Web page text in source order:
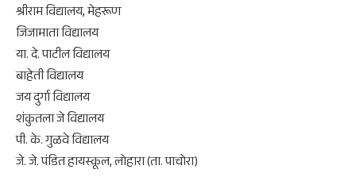
​श्रीराम विद्यालय, मेहरूण
​जिजामाता विद्यालय
​या. दे. पाटील विद्यालय
​बाहेती विद्यालय
​जय दुर्गा विद्यालय
​शंकुतला जे विद्यालय
​पी. के. गुळवे विद्यालय
​जे. जे. पंडित हायस्कूल, लोहारा (ता. पाचोरा)